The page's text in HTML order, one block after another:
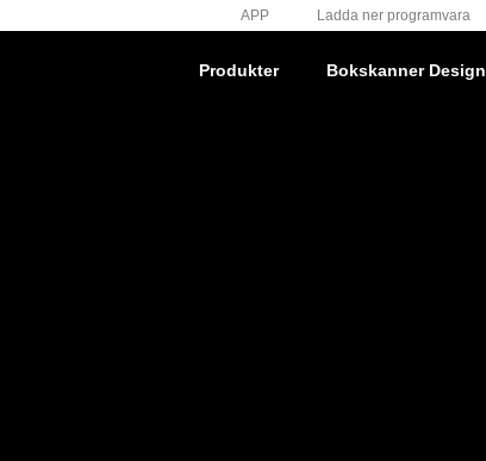
APP Ladda ner programvara
Produkter Bokskanner Design